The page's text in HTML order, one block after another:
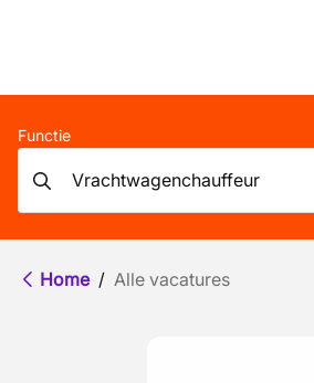
Functie
Home / Alle vacatures